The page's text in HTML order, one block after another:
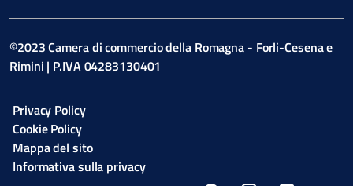
©2023 Camera di commercio della Romagna - Forli-Cesena e
Rimini | P.IVA 04283130401
Privacy Policy
Cookie Policy
Mappa del sito
Informativa sulla privacy